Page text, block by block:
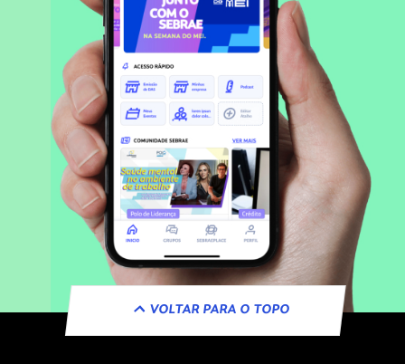
VOLTAR PARA O TOPO